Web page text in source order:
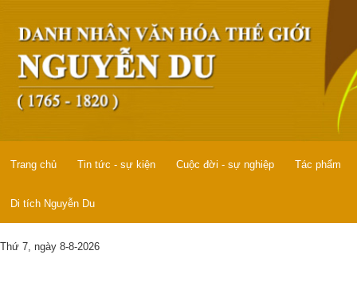
Trang chủ Tin tức - sự kiện Cuộc đời - sự nghiệp Tác phẩm
Di tích Nguyễn Du
Thứ 7, ngày 8-8-2026